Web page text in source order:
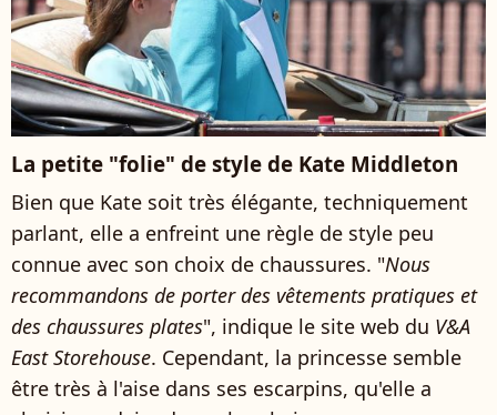
La petite "folie" de style de Kate Middleton
Bien que Kate soit très élégante, techniquement
parlant, elle a enfreint une règle de style peu
connue avec son choix de chaussures. "Nous
recommandons de porter des vêtements pratiques et
des chaussures plates", indique le site web du V&A
East Storehouse. Cependant, la princesse semble
être très à l'aise dans ses escarpins, qu'elle a